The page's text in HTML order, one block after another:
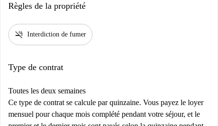
Règles de la propriété
smoke_free Interdiction de fumer
Type de contrat
Toutes les deux semaines
Ce type de contrat se calcule par quinzaine. Vous payez le loyer
mensuel pour chaque mois complété pendant votre séjour, et le